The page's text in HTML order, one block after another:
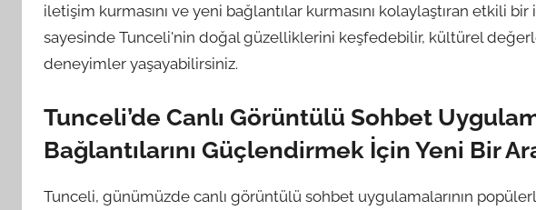
iletişim kurmasını ve yeni bağlantılar kurmasını kolaylaştıran etkili
sayesinde Tunceli'nin doğal güzelliklerini keşfedebilir, kültürel
deneyimler yaşayabilirsiniz.
Tunceli’de Canlı Görüntülü Sohbet
Bağlantılarını Güçlendirmek İçin Yeni Bir
Tunceli, günümüzde canlı görüntülü sohbet uygulamalarının